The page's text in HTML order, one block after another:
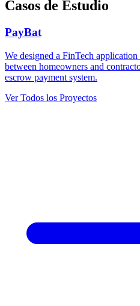
Casos de Estudio
PayBat
We designed a FinTech application
between homeowners and
escrow payment system.
Ver Todos los Proyectos